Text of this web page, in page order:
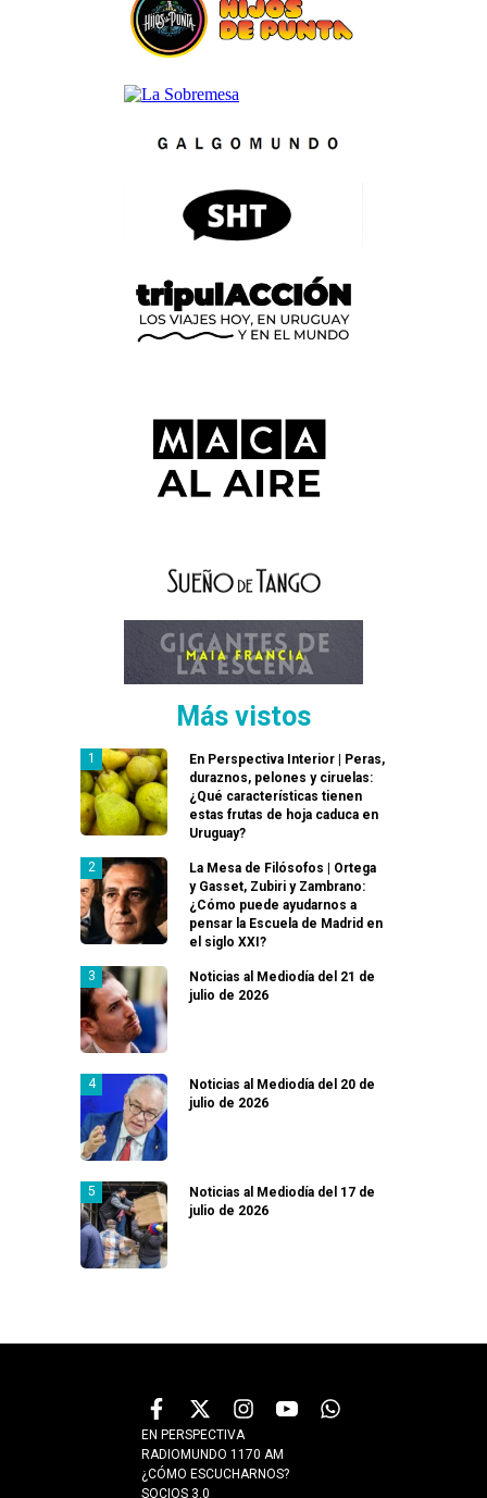
Más vistos
En Perspectiva Interior | Peras,
duraznos, pelones y ciruelas:
¿Qué características tienen
estas frutas de hoja caduca en
Uruguay?
La Mesa de Filósofos | Ortega
y Gasset, Zubiri y Zambrano:
¿Cómo puede ayudarnos a
pensar la Escuela de Madrid en
el siglo XXI?
Noticias al Mediodía del 21 de
julio de 2026
Noticias al Mediodía del 20 de
julio de 2026
Noticias al Mediodía del 17 de
julio de 2026
EN PERSPECTIVA
RADIOMUNDO 1170 AM
¿CÓMO ESCUCHARNOS?
SOCIOS 3.0